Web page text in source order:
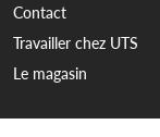
Contact
Travailler chez UTS
Le magasin